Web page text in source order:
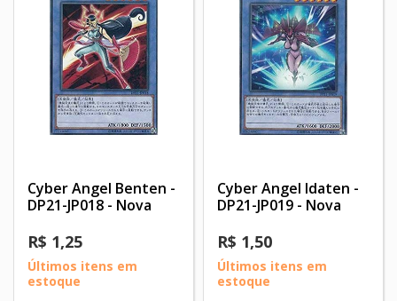
Cyber Angel Benten -
DP21-JP018 - Nova
R$ 1,25
Últimos itens em
estoque
Cyber Angel Idaten -
DP21-JP019 - Nova
R$ 1,50
Últimos itens em
estoque